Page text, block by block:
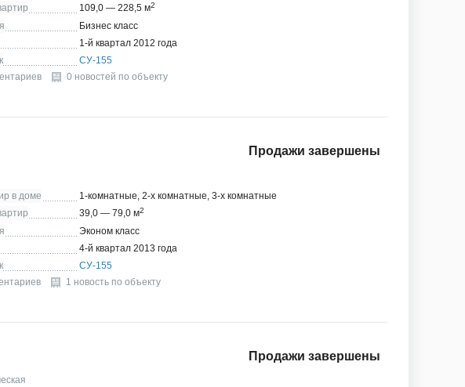
109,0 — 228,5 м2
Бизнес класс
1-й квартал 2012 года
СУ-155
0 новостей по объекту
Продажи завершены
в доме
1-комнатные, 2-х комнатные, 3-х комнатные
39,0 — 79,0 м2
Эконом класс
4-й квартал 2013 года
СУ-155
1 новость по объекту
Продажи завершены